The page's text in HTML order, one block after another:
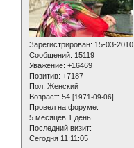
Зарегистрирован: 15-03-2010
Сообщений: 15119
Уважение: +16469
Позитив: +7187
Пол: Женский
Возраст: 54 [1971-09-06]
Провел на форуме:
5 месяцев 1 день
Последний визит:
Сегодня 11:11:05